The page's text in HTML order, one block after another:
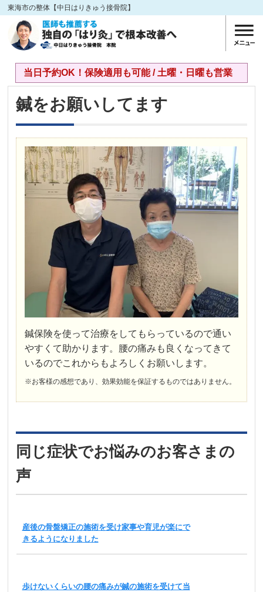
東海市の整体【中日はりきゅう接骨院】
当日予約OK！保険適用も可能 / 土曜・日曜も営業
鍼をお願いしてます
鍼保険を使って治療をしてもらっているので通い
やすくて助かります。腰の痛みも良くなってきて
いるのでこれからもよろしくお願いします。
※お客様の感想であり、効果効能を保証するものではありません。
同じ症状でお悩みのお客さまの
声
産後の骨盤矯正の施術を受け家事や育児が楽にで
きるようになりました
歩けないくらいの腰の痛みが鍼の施術を受けて当